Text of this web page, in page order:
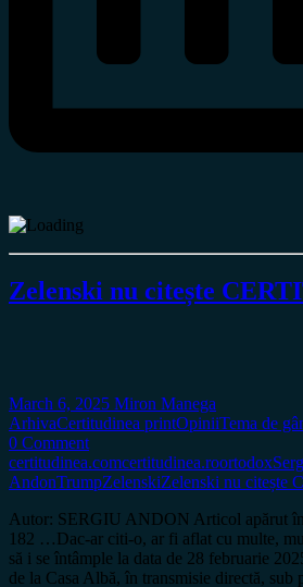
Zelenski nu citește
March 6, 2025 Miron Manega
ArhivaCertitudinea printOpiniiTema de
0 Comment
certitudinea.comcertitudinea.roortodox
AndonTrumpZelenskiZelenski nu
Autor: SERGIU ANDON Articol apărut
182 …Dac-ar citi-o, ar fi aflat cu multe,
să i se întâmple la data de 28 februarie
de la Casa Albă, în transmisie directă,